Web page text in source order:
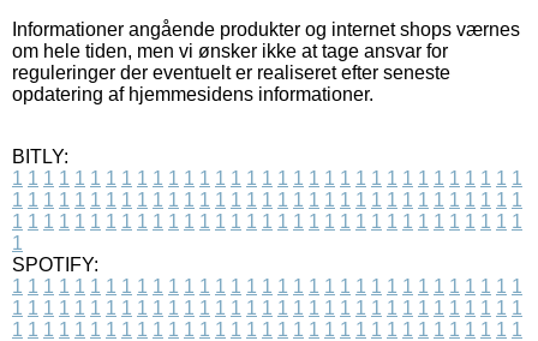
Informationer angående produkter og internet shops værnes
om hele tiden, men vi ønsker ikke at tage ansvar for
reguleringer der eventuelt er realiseret efter seneste
opdatering af hjemmesidens informationer.
BITLY:
1 1 1 1 1 1 1 1 1 1 1 1 1 1 1 1 1 1 1 1 1 1 1 1 1 1 1 1 1 1 1 1 1
1 1 1 1 1 1 1 1 1 1 1 1 1 1 1 1 1 1 1 1 1 1 1 1 1 1 1 1 1 1 1 1 1
1 1 1 1 1 1 1 1 1 1 1 1 1 1 1 1 1 1 1 1 1 1 1 1 1 1 1 1 1 1 1 1 1
1
SPOTIFY:
1 1 1 1 1 1 1 1 1 1 1 1 1 1 1 1 1 1 1 1 1 1 1 1 1 1 1 1 1 1 1 1 1
1 1 1 1 1 1 1 1 1 1 1 1 1 1 1 1 1 1 1 1 1 1 1 1 1 1 1 1 1 1 1 1 1
1 1 1 1 1 1 1 1 1 1 1 1 1 1 1 1 1 1 1 1 1 1 1 1 1 1 1 1 1 1 1 1 1